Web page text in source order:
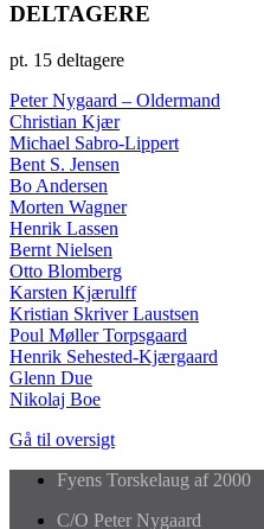
DELTAGERE
pt. 15 deltagere
Peter Nygaard – Oldermand
Christian Kjær
Michael Sabro-Lippert
Bent S. Jensen
Bo Andersen
Morten Wagner
Henrik Lassen
Bernt Nielsen
Otto Blomberg
Karsten Kjærulff
Kristian Skriver Laustsen
Poul Møller Torpsgaard
Henrik Sehested-Kjærgaard
Glenn Due
Nikolaj Boe
Gå til oversigt
Fyens Torskelaug af 2000
C/O Peter Nygaard